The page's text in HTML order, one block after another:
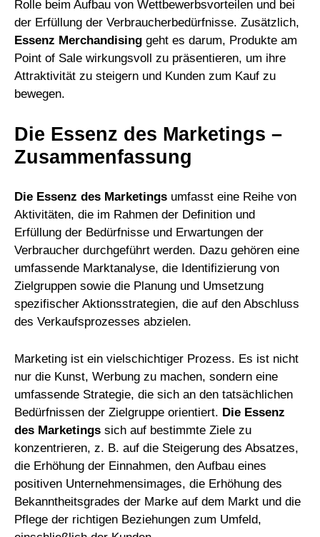
Rolle beim Aufbau von Wettbewerbsvorteilen und bei
der Erfüllung der Verbraucherbedürfnisse. Zusätzlich,
Essenz Merchandisinggeht es darum, Produkte am
Point of Sale wirkungsvoll zu präsentieren, um ihre
Attraktivität zu steigern und Kunden zum Kauf zu
bewegen.
Die Essenz des Marketings –
Zusammenfassung
Die Essenz des Marketings umfasst eine Reihe von
Aktivitäten, die im Rahmen der Definition und
Erfüllung der Bedürfnisse und Erwartungen der
Verbraucher durchgeführt werden. Dazu gehören eine
umfassende Marktanalyse, die Identifizierung von
Zielgruppen sowie die Planung und Umsetzung
spezifischer Aktionsstrategien, die auf den Abschluss
des Verkaufsprozesses abzielen.
Marketing ist ein vielschichtiger Prozess. Es ist nicht
nur die Kunst, Werbung zu machen, sondern eine
umfassende Strategie, die sich an den tatsächlichen
Bedürfnissen der Zielgruppe orientiert. Die Essenz
des Marketings sich auf bestimmte Ziele zu
konzentrieren, z. B. auf die Steigerung des Absatzes,
die Erhöhung der Einnahmen, den Aufbau eines
positiven Unternehmensimages, die Erhöhung des
Bekanntheitsgrades der Marke auf dem Markt und die
Pflege der richtigen Beziehungen zum Umfeld,